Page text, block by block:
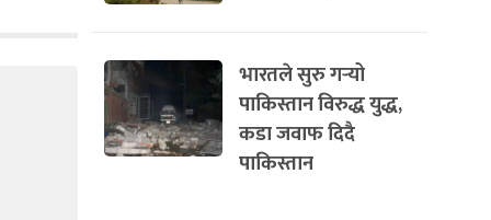
भारतले सुरु गर्‍यो
पाकिस्तान विरुद्ध युद्ध,
कडा जवाफ दिदै
पाकिस्तान